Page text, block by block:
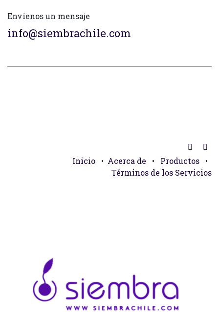
Envíenos un mensaje
info@siembrachile.com
Inicio • Acerca de • Productos
•
Términos de los Servicios